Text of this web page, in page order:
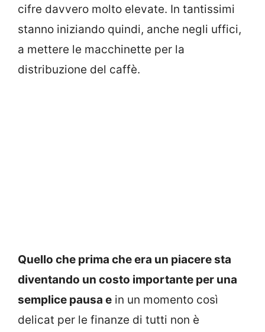
cifre davvero molto elevate. In tantissimi
stanno iniziando quindi, anche negli uffici,
a mettere le macchinette per la
distribuzione del caffè.
Quello che prima che era un piacere sta
diventando un costo importante per una
semplice pausa e in un momento così
delicat per le finanze di tutti non è